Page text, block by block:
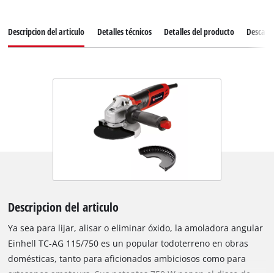
Descripcion del articulo Detalles técnicos Detalles del producto
Descripcion del articulo
Ya sea para lijar, alisar o eliminar óxido, la amoladora angular
Einhell TC-AG 115/750 es un popular todoterreno en obras
domésticas, tanto para aficionados ambiciosos como para